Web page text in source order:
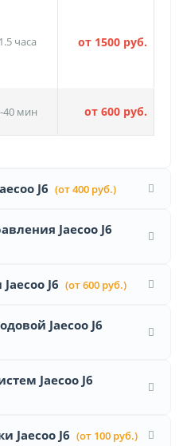
часа от 1500 руб.
40 мин от 600 руб.
J6 (от 400 руб.)
Jaecoo J6
J6 (от 600 руб.)
Jaecoo J6
Jaecoo J6
Jaecoo J6 (от 100 руб.)